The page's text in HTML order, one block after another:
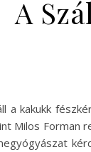
A
a kakukk
Milos Forman